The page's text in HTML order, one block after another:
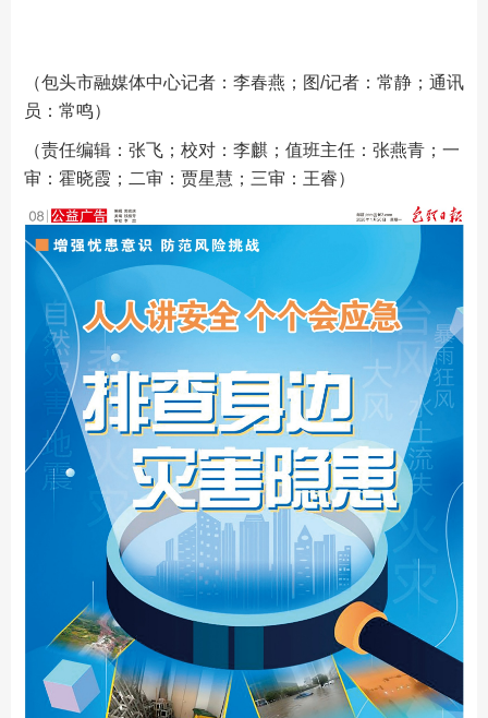
（包头市融媒体中心记者：李春燕；图/记者：常静；通讯
员：常鸣）
（责任编辑：张飞；校对：李麒；值班主任：张燕青；一
审：霍晓霞；二审：贾星慧；三审：王睿）